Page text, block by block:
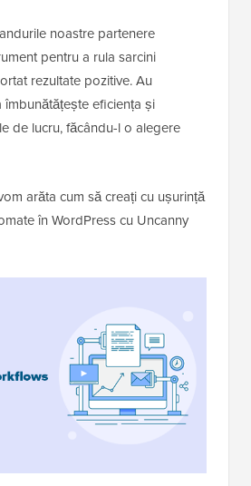
noastre partenere
pentru a rula sarcini
rezultate pozitive. Au
îmbunătățește eficiența și
de lucru, făcându-l o alegere
arăta cum să creați cu ușurință
în WordPress cu Uncanny